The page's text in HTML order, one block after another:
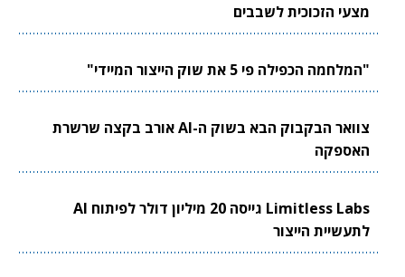
מצעי הזכוכית לשבבים
"המלחמה הכפילה פי 5 את שוק הייצור המיידי"
צוואר הבקבוק הבא בשוק ה-AI אורב בקצה שרשרת
האספקה
Limitless Labs גייסה 20 מיליון דולר לפיתוח AI
לתעשיית הייצור